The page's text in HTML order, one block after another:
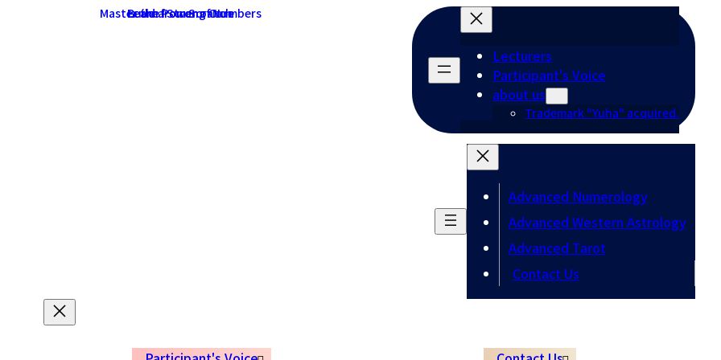
Lecturers
Participant's Voice
about us
Trademark "Yuha" acquired.
Advanced Numerology
Advanced Western Astrology
Advanced Tarot
Contact Us